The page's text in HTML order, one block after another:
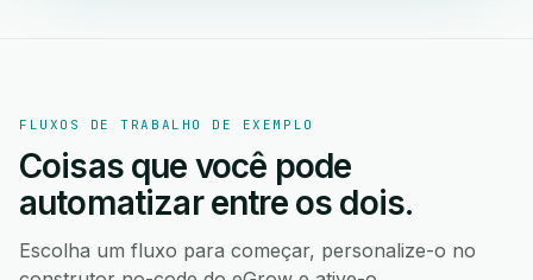
FLUXOS DE TRABALHO DE EXEMPLO
Coisas que você pode
automatizar entre os dois.
Escolha um fluxo para começar, personalize-o no